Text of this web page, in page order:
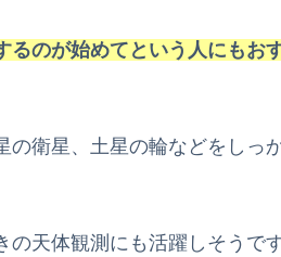
るのが始めてという人にもお
の衛星、土星の輪などをしっ
の天体観測にも活躍しそうで